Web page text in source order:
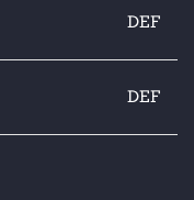
DEF
DEF